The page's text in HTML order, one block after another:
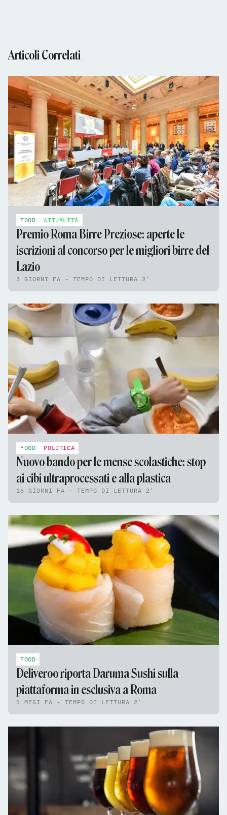
Articoli Correlati
FOOD ATTUALITÀ
Premio Roma Birre Preziose: aperte le
iscrizioni al concorso per le migliori birre del
Lazio
3 GIORNI FA - TEMPO DI LETTURA 2'
FOOD POLITICA
Nuovo bando per le mense scolastiche: stop
ai cibi ultraprocessati e alla plastica
16 GIORNI FA - TEMPO DI LETTURA 2'
FOOD
Deliveroo riporta Daruma Sushi sulla
piattaforma in esclusiva a Roma
1 MESI FA - TEMPO DI LETTURA 2'